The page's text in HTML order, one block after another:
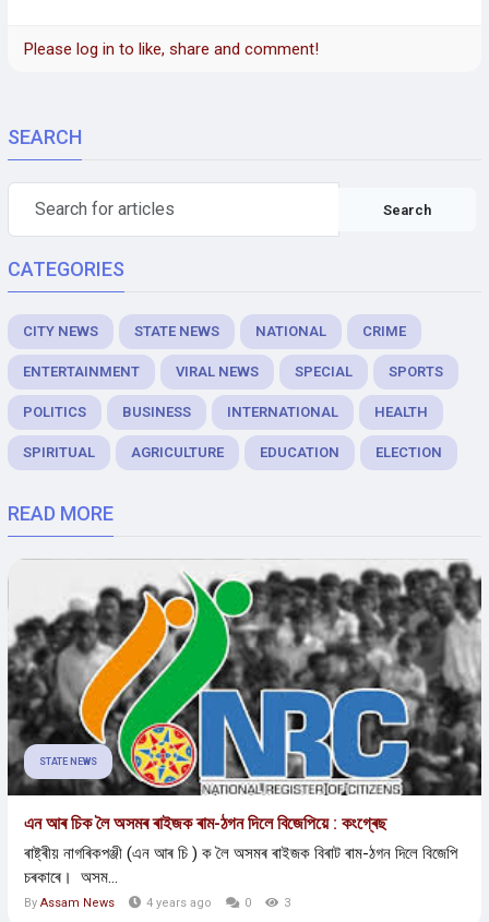
Please log in to like, share and comment!
SEARCH
Search
CATEGORIES
CITY NEWS STATE NEWS NATIONAL CRIME
ENTERTAINMENT VIRAL NEWS SPECIAL SPORTS
POLITICS BUSINESS INTERNATIONAL HEALTH
SPIRITUAL AGRICULTURE EDUCATION ELECTION
READ MORE
STATE NEWS
এন আৰ চিক লৈ অসমৰ ৰাইজক ৰাম-ঠগন দিলে বিজেপিয়ে : কংগ্ৰেছ
ৰাষ্ট্ৰীয় নাগৰিকপঞ্জী (এন আৰ চি ) ক লৈ অসমৰ ৰাইজক বিৰাট ৰাম-ঠগন দিলে বিজেপি
চৰকাৰে। অসম...
ByAssam News 4 years ago 0 3